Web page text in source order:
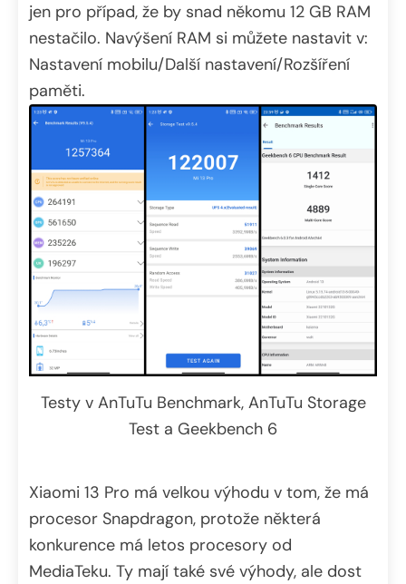
jen pro případ, že by snad někomu 12 GB RAM
nestačilo. Navýšení RAM si můžete nastavit v:
Nastavení mobilu/Další nastavení/Rozšíření
paměti.
Testy v AnTuTu Benchmark, AnTuTu Storage
Test a Geekbench 6
Xiaomi 13 Pro má velkou výhodu v tom, že má
procesor Snapdragon, protože některá
konkurence má letos procesory od
MediaTeku. Ty mají také své výhody, ale dost